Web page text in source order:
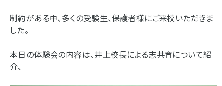
制約がある中、多くの受験生、保護者様にご来校いただきま
した。
本日の体験会の内容は、井上校長による志共育について紹
介、